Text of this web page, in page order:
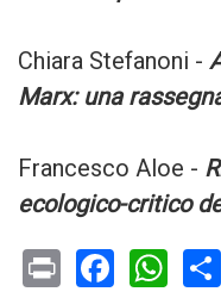
Chiara Stefanoni -
Marx: una
Francesco Aloe -
ecologico-critico
Print